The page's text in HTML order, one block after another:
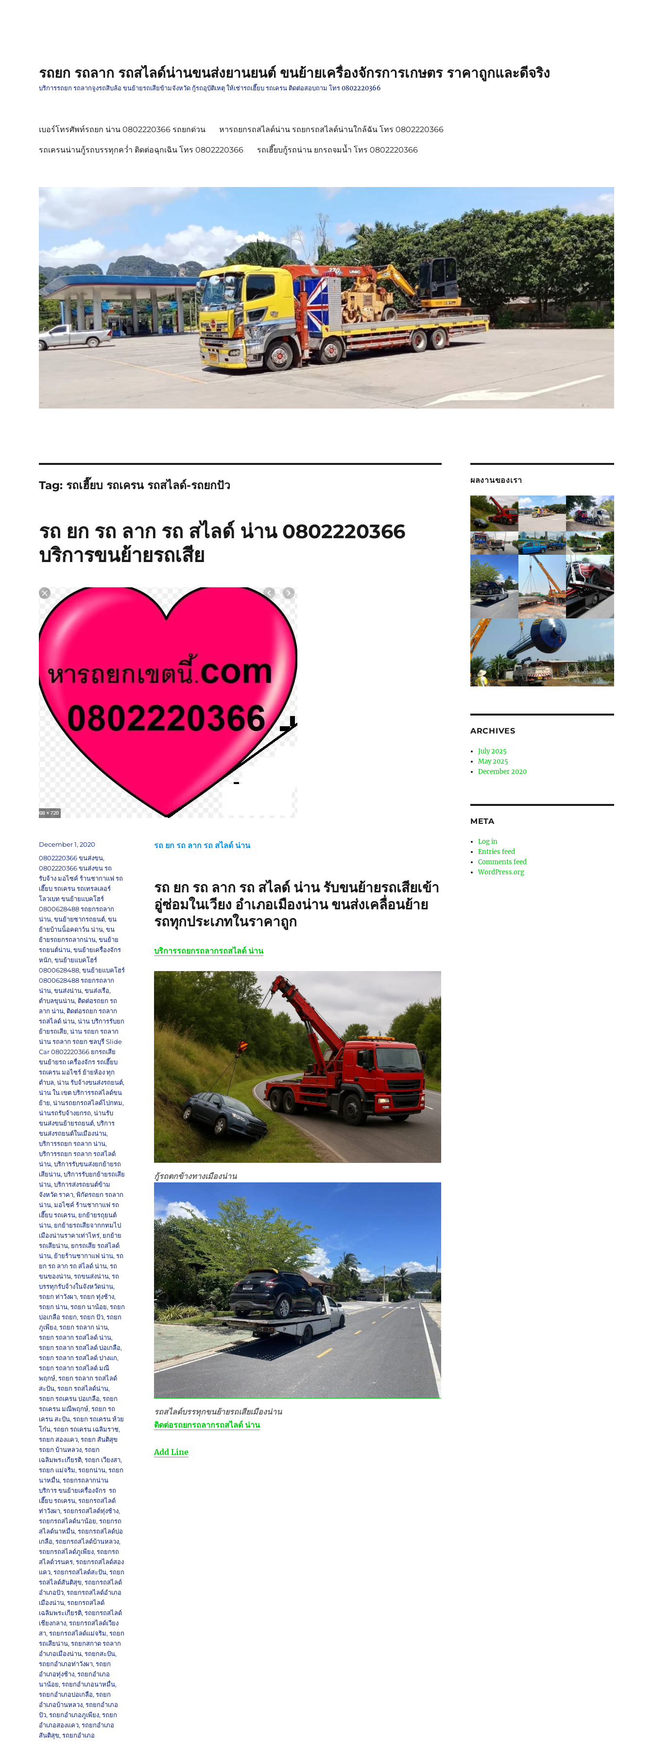
รถยก รถลาก รถสไลด์น่านขนส่งยานยนต์ ขนย้ายเครื่องจักรการเกษตร ราคาถูกและดีจริง
บริการรถยก รถลากจูงรถสิบล้อ ขนย้ายรถเสียข้ามจังหวัด กู้รถอุบัติเหตุ ให้เช่ารถเฮี๊ยบ รถเครน ติดต่อสอบถาม โทร 0802220366
เบอร์โทรศัพท์รถยก น่าน 0802220366 รถยกด่วน หารถยกรถสไลด์น่าน รถยกรถสไลด์น่านใกล้ฉัน โทร 0802220366
รถเครนน่านกู้รถบรรทุกคว่ำ ติดต่อฉุกเฉิน โทร 0802220366 รถเฮี๊ยบกู้รถน่าน ยกรถจมน้ำ โทร 0802220366
Tag: รถเฮี๊ยบ รถเครน รถสไลด์-รถยกปัว
รถ ยก รถ ลาก รถ สไลด์ น่าน 0802220366
บริการขนย้ายรถเสีย
รถ ยก รถ ลาก รถ สไลด์ น่าน
รถ ยก รถ ลาก รถ สไลด์ น่านรับขนย้ายรถเสียเข้า
อู่ซ่อมในเวียง อำเภอเมืองน่าน ขนส่งเคลื่อนย้าย
รถทุกประเภทในราคาถูก
บริการรถยกรถลากรถสไลด์ น่าน
กู้รถตกข้างทางเมืองน่าน
รถสไลด์บรรทุกขนย้ายรถเสียเมืองน่าน
ติดต่อรถยกรถลากรถสไลด์ น่าน
Add Line
Posted
on
December 1, 2020
Tags
0802220366 ขนส่งขน,
0802220366 ขนส่งขน รถ
รับจ้าง มอไซค์ ร้านชากาแฟ รถ
เฮี๊ยบ รถเครน รถเทรลเลอร์
โลวเบท ขนย้ายแบคโฮร์
0800628488 รถยกรถลาก
น่าน,ขนย้ายซากรถยนต์,ขน
ย้ายบ้านน็อคดาว์น น่าน,ขน
ย้ายรถยกรถลากน่าน,ขนย้าย
รถยนต์น่าน,ขนย้ายเครื่องจักร
หนัก,ขนย้ายแบคโฮร์
0800628488,ขนย้ายแบคโฮร์
0800628488 รถยกรถลาก
น่าน,ขนส่งน่าน,ขนส่งเรือ,
ตำบลขุนน่าน, ติดต่อรถยก รถ
ลาก น่าน, ติดต่อรถยก รถลาก
รถสไลด์ น่าน,น่าน บริการรับยก
ย้ายรถเสีย,น่าน รถยก รถลาก
น่าน รถลาก รถยก ชลบุรี Slide
Car 0802220366 ยกรถเสีย
ขนย้ายรถ เครื่องจักร รถเฮี๊ยบ
รถเครน มอไซร์ ย้ายห้อง ทุก
ตำบล,น่าน รับจ้างขนส่งรถยนต์,
น่าน ใน เขต บริการรถสไลด์ขน
ย้าย,น่านรถยกรถสไลด์ไปกทม,
น่านรถรับจ้างยกรถ,น่านรับ
ขนส่งขนย้ายรถยนต์,บริการ
ขนส่งรถยนต์ในเมืองน่าน,
บริการรถยก รถลาก น่าน,
บริการรถยก รถลาก รถสไลด์
น่าน,บริการรับขนส่งยกย้ายรถ
เสียน่าน,บริการรับยกย้ายรถเสีย
น่าน,บริการส่งรถยนต์ข้าม
จังหวัด ราคา,พิกัดรถยก รถลาก
น่าน,มอไซค์ ร้านชากาแฟ รถ
เฮี๊ยบ รถเครน, ยกย้ายรถุยนต์
น่าน, ยกย้ายรถเสียจากกทมไป
เมืองน่านราคาเท่าไหร่, ยกย้าย
รถเสียน่าน, ยกรถเสีย รถสไลด์
น่าน, ย้ายร้านชากาแฟ น่าน,รถ
ยก รถ ลาก รถ สไลด์ น่าน,รถ
ขนของน่าน,รถขนส่งน่าน,รถ
บรรทุกรับจ้างในจังหวัดน่าน,
รถยก ท่าวังผา,รถยก ทุ่งช้าง,
รถยก น่าน,รถยก นาน้อย,รถยก
บ่อเกลือ รถยก,รถยก ปัว,รถยก
ภูเพียง,รถยก รถลาก น่าน,
รถยก รถลาก รถสไลด์ น่าน,
รถยก รถลาก รถสไลด์ บ่อเกลือ,
รถยก รถลาก รถสไลด์ ปางแก,
รถยก รถลาก รถสไลด์ มณี
พฤกษ์,รถยก รถลาก รถสไลด์
สะปัน,รถยก รถสไลด์น่าน,
รถยก รถเครน บ่อเกลือ,รถยก
รถเครน มณีพฤกษ์,รถยก รถ
เครน สะปัน,รถยก รถเครน ห้วย
โก๋น,รถยก รถเครน เฉลิมราช,
รถยก สองแคว,รถยก สันติสุข
รถยก บ้านหลวง,รถยก
เฉลิมพระเกียรติ,รถยก เวียงสา,
รถยก แม่จริม,รถยกน่าน,รถยก
นาหมื่น,รถยกรถลากน่าน
บริการ ขนย้ายเครื่องจักร รถ
เฮี๊ยบ รถเครน,รถยกรถสไลด์
ท่าวังผา,รถยกรถสไลด์ทุ่งช้าง,
รถยกรถสไลด์นาน้อย,รถยกรถ
สไลด์นาหมื่น,รถยกรถสไลด์บ่อ
เกลือ,รถยกรถสไลด์บ้านหลวง,
รถยกรถสไลด์ภูเพียง,รถยกรถ
สไลด์วรนคร,รถยกรถสไลด์สอง
แคว,รถยกรถสไลด์สะปัน,รถยก
รถสไลด์สันติสุข,รถยกรถสไลด์
อำเภอปัว,รถยกรถสไลด์อำเภอ
เมืองน่าน,รถยกรถสไลด์
เฉลิมพระเกียรติ,รถยกรถสไลด์
เชียงกลาง,รถยกรถสไลด์เวียง
สา,รถยกรถสไลด์แม่จริม,รถยก
รถเสียน่าน,รถยกสกาด รถลาก
อำเภอเมืองน่าน,รถยกสะปัน,
รถยกอำเภอท่าวังผา,รถยก
อำเภอทุ่งช้าง,รถยกอำเภอ
นาน้อย,รถยกอำเภอนาหมื่น,
รถยกอำเภอบ่อเกลือ,รถยก
อำเภอบ้านหลวง,รถยกอำเภอ
ปัว,รถยกอำเภอภูเพียง,รถยก
อำเภอสองแคว,รถยกอำเภอ
สันติสุข,รถยกอำเภอ
ผลงานของเรา
ARCHIVES
July 2025
May 2025
December 2020
META
Log in
Entries feed
Comments feed
WordPress.org